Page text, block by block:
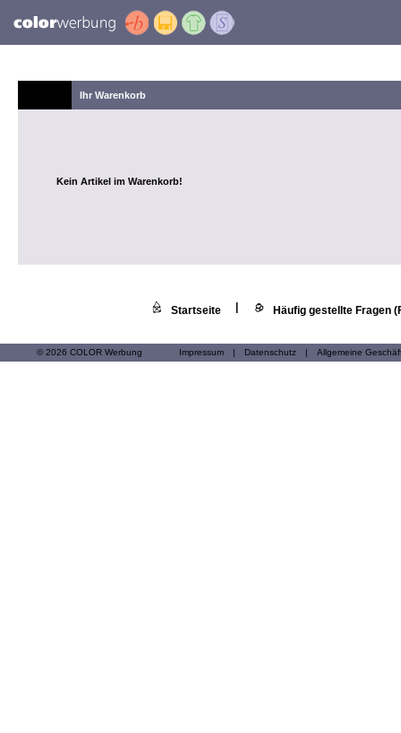
Ihr Warenkorb
Kein Artikel im Warenkorb!
Startseite Häufig gestellte Fragen
© 2026 COLOR Werbung Impressum | Datenschutz | Allgemeine